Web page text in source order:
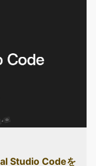
Studio Codeを